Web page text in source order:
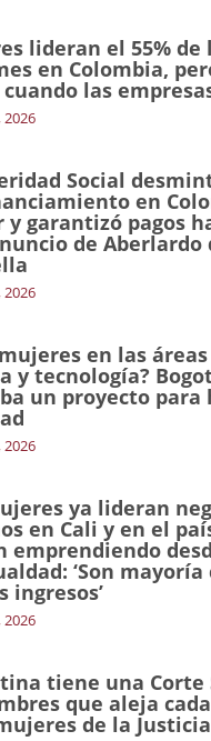
lideran el 55% de
en Colombia,
las
2026
Social
en
y garantizó pagos
de Aberlardo
2026
en las áreas
y tecnología?
un proyecto para
2026
ya lideran
en Cali y en el
emprendiendo
‘Son mayoría
ingresos’
2026
tiene una Corte
que aleja
de la Justicia